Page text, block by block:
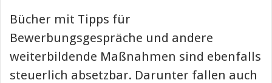
Bücher mit Tipps für
Bewerbungsgespräche und andere
weiterbildende Maßnahmen sind ebenfalls
steuerlich absetzbar. Darunter fallen auch